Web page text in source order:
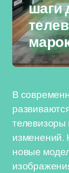
шаги
В
телевизоры
изменений.
новые